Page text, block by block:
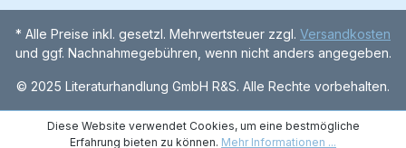
* Alle Preise inkl. gesetzl. Mehrwertsteuer zzgl. Versandkosten
und ggf. Nachnahmegebühren, wenn nicht anders angegeben.
© 2025 Literaturhandlung GmbH R&S. Alle Rechte vorbehalten.
Diese Website verwendet Cookies, um eine bestmögliche
Erfahrung bieten zu können. Mehr Informationen ...